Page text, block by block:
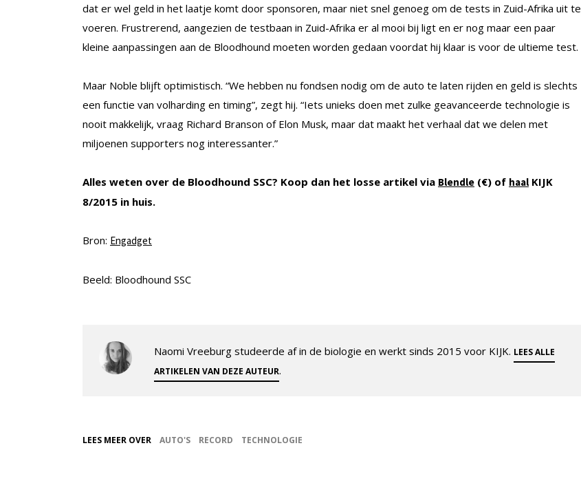
dat er wel geld in het laatje komt door sponsoren, maar niet snel genoeg om de tests in Zuid-Afrika uit te
voeren. Frustrerend, aangezien de testbaan in Zuid-Afrika er al mooi bij ligt en er nog maar een paar
kleine aanpassingen aan de Bloodhound moeten worden gedaan voordat hij klaar is voor de ultieme test.
Maar Noble blijft optimistisch. “We hebben nu fondsen nodig om de auto te laten rijden en geld is slechts
een functie van volharding en timing”, zegt hij. “Iets unieks doen met zulke geavanceerde technologie is
nooit makkelijk, vraag Richard Branson of Elon Musk, maar dat maakt het verhaal dat we delen met
miljoenen supporters nog interessanter.”
Alles weten over de Bloodhound SSC? Koop dan het losse artikel via Blendle (€) of haal KIJK
8/2015 in huis.
Bron: Engadget
Beeld: Bloodhound SSC
Naomi Vreeburg studeerde af in de biologie en werkt sinds 2015 voor KIJK. LEES ALLE
ARTIKELEN VAN DEZE AUTEUR.
LEES MEER OVER AUTO'S RECORD TECHNOLOGIE